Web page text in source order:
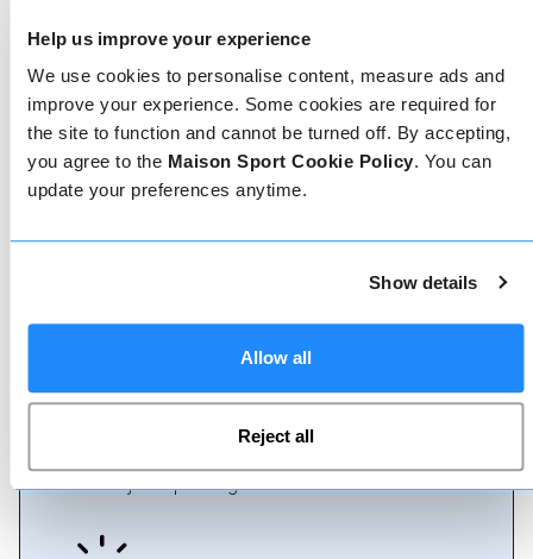
Help us improve your experience
We use cookies to personalise content, measure ads and
improve your experience. Some cookies are required for
the site to function and cannot be turned off. By accepting,
you agree to the Maison Sport Cookie Policy. You can
update your preferences anytime.
Show details
Allow all
Reject all
Geverifieerde reviews
Meer dan 90% van onze reviews zijn 5 sterren. Lees
vriendelijke, deskundige team staat altijd klaar om
team als je hulp nodig hebt.